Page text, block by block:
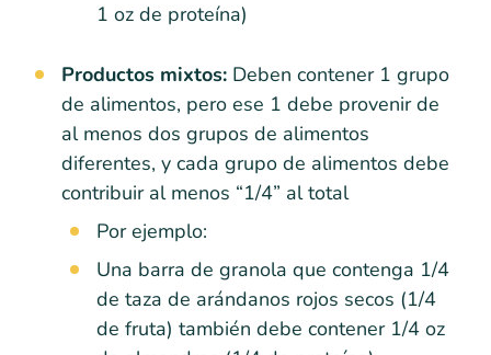
1 oz de proteína)
Productos mixtos: Deben contener 1 grupo
de alimentos, pero ese 1 debe provenir de
al menos dos grupos de alimentos
diferentes, y cada grupo de alimentos debe
contribuir al menos “1/4” al total
Por ejemplo:
Una barra de granola que contenga 1/4
de taza de arándanos rojos secos (1/4
de fruta) también debe contener 1/4 oz